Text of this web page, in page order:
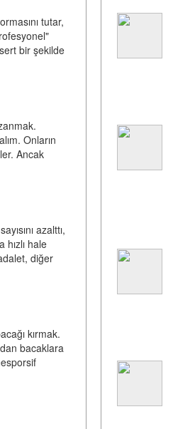
tutar,
bir şekilde
Onların
Ancak
azalttı,
hızlı hale
diğer
kırmak.
bacaklara